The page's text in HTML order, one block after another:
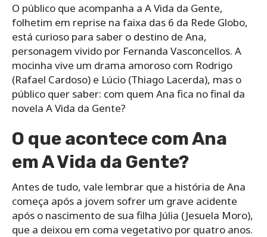
O público que acompanha a A Vida da Gente,
folhetim em reprise na faixa das 6 da Rede Globo,
está curioso para saber o destino de Ana,
personagem vivido por Fernanda Vasconcellos. A
mocinha vive um drama amoroso com Rodrigo
(Rafael Cardoso) e Lúcio (Thiago Lacerda), mas o
público quer saber: com quem Ana fica no final da
novela A Vida da Gente?
O que acontece com Ana
em A Vida da Gente?
Antes de tudo, vale lembrar que a história de Ana
começa após a jovem sofrer um grave acidente
após o nascimento de sua filha Júlia (Jesuela Moro),
que a deixou em coma vegetativo por quatro anos.